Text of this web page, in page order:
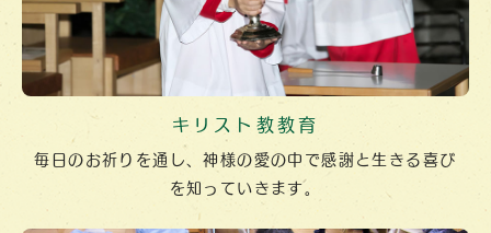
キリスト教教育
毎日のお祈りを通し、神様の愛の中で感謝と生きる喜び
を知っていきます。